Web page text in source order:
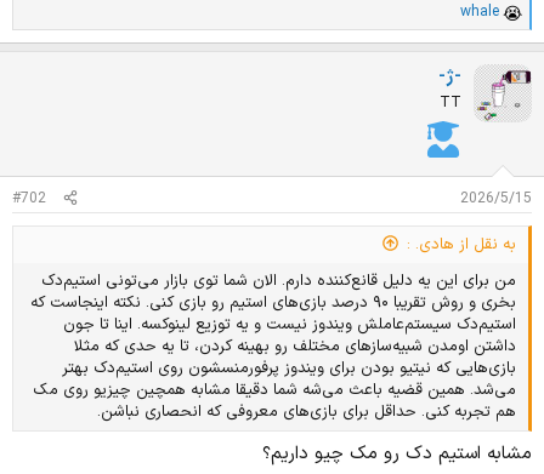
ا
م
ت
ی
ا
ز
:
whale
-ژ-
TT
2026/5/15
#702
به نقل از هادی. :
من برای این یه دلیل قانع‌کننده دارم. الان شما توی بازار می‌تونی استیم‌دک
بخری و روش تقریبا ۹۰ درصد بازی‌های استیم رو بازی کنی. نکته اینجاست که
استیم‌دک سیستم‌عاملش ویندوز نیست و یه توزیع لینوکسه. اینا تا جون
داشتن اومدن شبیه‌سازهای مختلف رو بهینه کردن، تا یه حدی که مثلا
بازی‌‌هایی که نیتیو بودن برای ویندوز پرفورمنسشون روی استیم‌دک بهتر
می‌شد. همین قضیه باعث می‌شه شما دقیقا مشابه همچین چیزیو روی مک
هم تجربه کنی. حداقل برای بازی‌های معروفی که انحصاری نباشن.
مشابه استیم دک رو مک چیو داریم؟